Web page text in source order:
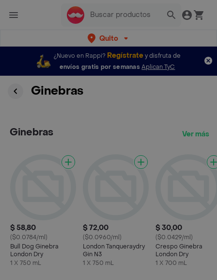
Quito
¿Nuevo en Rappi? Regístratey disfruta de
envíos gratis por semanas Aplican TyC
Ginebras
Ginebras Ver más
$ 58,80
($0.0784/ml)
Bull Dog Ginebra
London Dry
1 X 750 mL
$ 72,00
($0.0960/ml)
London Tanqueraydry
Gin N3
1 X 750 mL
$ 30,00
($0.0429/ml)
Crespo Ginebra
London Dry
1 X 700 mL